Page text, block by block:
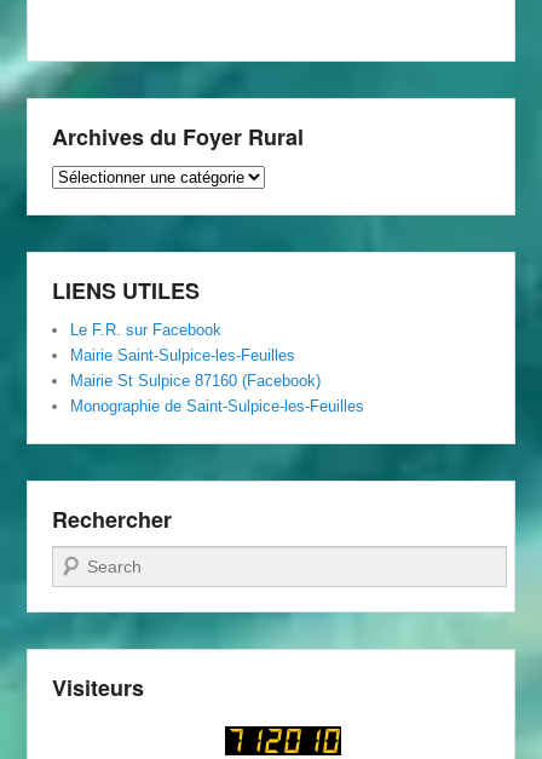
Archives du Foyer Rural
Archives
Rural
LIENS UTILES
Le F.R. sur Facebook
Mairie Saint-Sulpice-les-Feuilles
Mairie St Sulpice 87160 (Facebook)
Monographie de Saint-Sulpice-les-Feuilles
Rechercher
Recherche
Visiteurs